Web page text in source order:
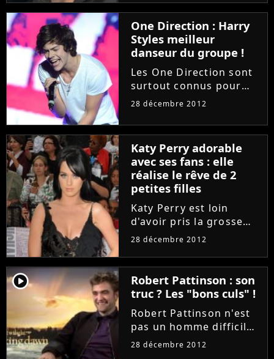
habitants de
Montbéliard pendant
son spectacle "Tout sur
Jamel", retransmis en
direct sur...
One Direction : Harry
Styles meilleur
danseur du groupe !
Les One Direction sont
surtout connus pour
leurs voix en or. Mais
se débrouillent
également en danse et
ils l'ont prouvé durant
leur passage à X Factor
UK en...
28 décembre 2012
Katy Perry adorable
avec ses fans : elle
réalise le rêve de 2
petites filles
Katy Perry est loin
d'avoir pris la grosse
tête malgré le fait
internationale. La
chanteuse de Wide
Awake et I Kissed A Girl
sait que si elle en est là
aujourd'hui,...
28 décembre 2012
player2
Robert Pattinson : son
truc ? Les "bons culs" !
Robert Pattinson n'est
pas un homme difficile
en amour. Alors qu'il
28 décembre 2012